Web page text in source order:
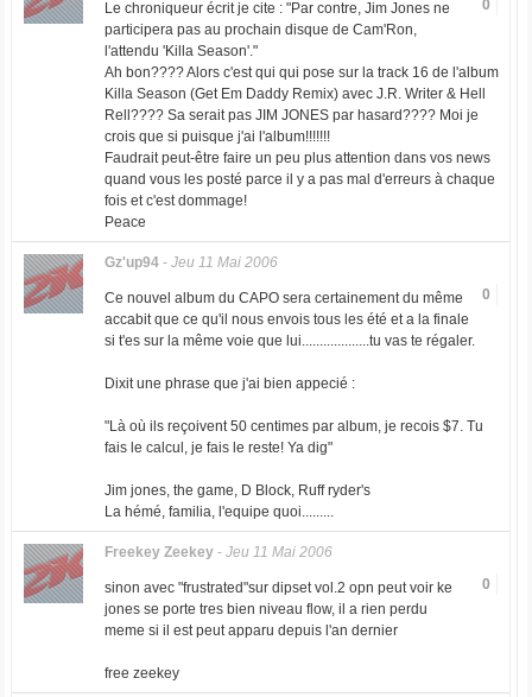
0
Le chroniqueur écrit je cite : "Par contre, Jim Jones ne
participera pas au prochain disque de Cam'Ron,
l'attendu 'Killa Season'."
Ah bon???? Alors c'est qui qui pose sur la track 16 de l'album
Killa Season (Get Em Daddy Remix) avec J.R. Writer & Hell
Rell???? Sa serait pas JIM JONES par hasard???? Moi je
crois que si puisque j'ai l'album!!!!!!!
Faudrait peut-être faire un peu plus attention dans vos news
quand vous les posté parce il y a pas mal d'erreurs à chaque
fois et c'est dommage!
Peace
Gz'up94- Jeu 11 Mai 2006
0
Ce nouvel album du CAPO sera certainement du même
accabit que ce qu'il nous envois tous les été et a la finale
si t'es sur la même voie que lui...................tu vas te régaler.
Dixit une phrase que j'ai bien appecié :
"Là où ils reçoivent 50 centimes par album, je recois $7. Tu
fais le calcul, je fais le reste! Ya dig"
Jim jones, the game, D Block, Ruff ryder's
La hémé, familia, l'equipe quoi.........
Freekey Zeekey- Jeu 11 Mai 2006
0
sinon avec "frustrated"sur dipset vol.2 opn peut voir ke
jones se porte tres bien niveau flow, il a rien perdu
meme si il est peut apparu depuis l'an dernier
free zeekey